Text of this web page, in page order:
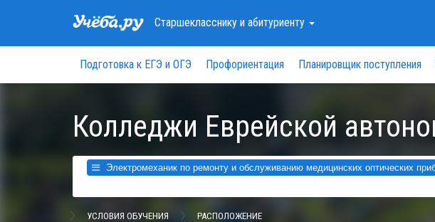
Старшеклассникуи абитуриенту
Подготовка к ЕГЭ и ОГЭ Профориентация Планировщик поступления
Колледжи Еврейской
Электромеханик по ремонту и обслуживанию медицинских оптических
УСЛОВИЯ ОБУЧЕНИЯ РАСПОЛОЖЕНИЕ